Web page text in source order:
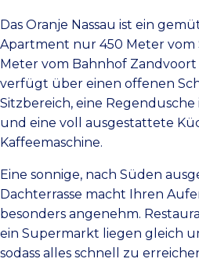
Das Oranje Nassau ist ein
Apartment nur 450 Meter vom
Meter vom Bahnhof
verfügt über einen offenen
Sitzbereich, eine
und eine voll ausgestattete
Kaffeemaschine.
Eine sonnige, nach Süden
Dachterrasse macht Ihren
besonders angenehm.
ein Supermarkt liegen gleich
sodass alles schnell zu